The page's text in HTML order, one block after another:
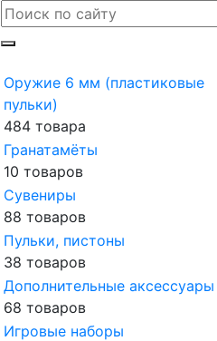
Оружие 6 мм (пластиковые
пульки)
484 товара
Гранатамёты
10 товаров
Сувениры
88 товаров
Пульки, пистоны
38 товаров
Дополнительные аксессуары
68 товаров
Игровые наборы